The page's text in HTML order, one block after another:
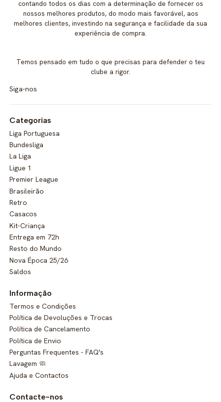
contando todos os dias com a determinação de fornecer os
nossos melhores produtos, do modo mais favorável, aos
melhores clientes, investindo na segurança e facilidade da sua
experiência de compra.
Temos pensado em tudo o que precisas para defender o teu
clube a rigor.
Siga-nos
Categorias
Liga Portuguesa
Bundesliga
La Liga
Ligue 1
Premier League
Brasileirão
Retro
Casacos
Kit-Criança
Entrega em 72h
Resto do Mundo
Nova Época 25/26
Saldos
Informação
Termos e Condições
Política de Devoluções e Trocas
Política de Cancelamento
Política de Envio
Perguntas Frequentes - FAQ's
Lavagem 🧼
Ajuda e Contactos
Contacte-nos